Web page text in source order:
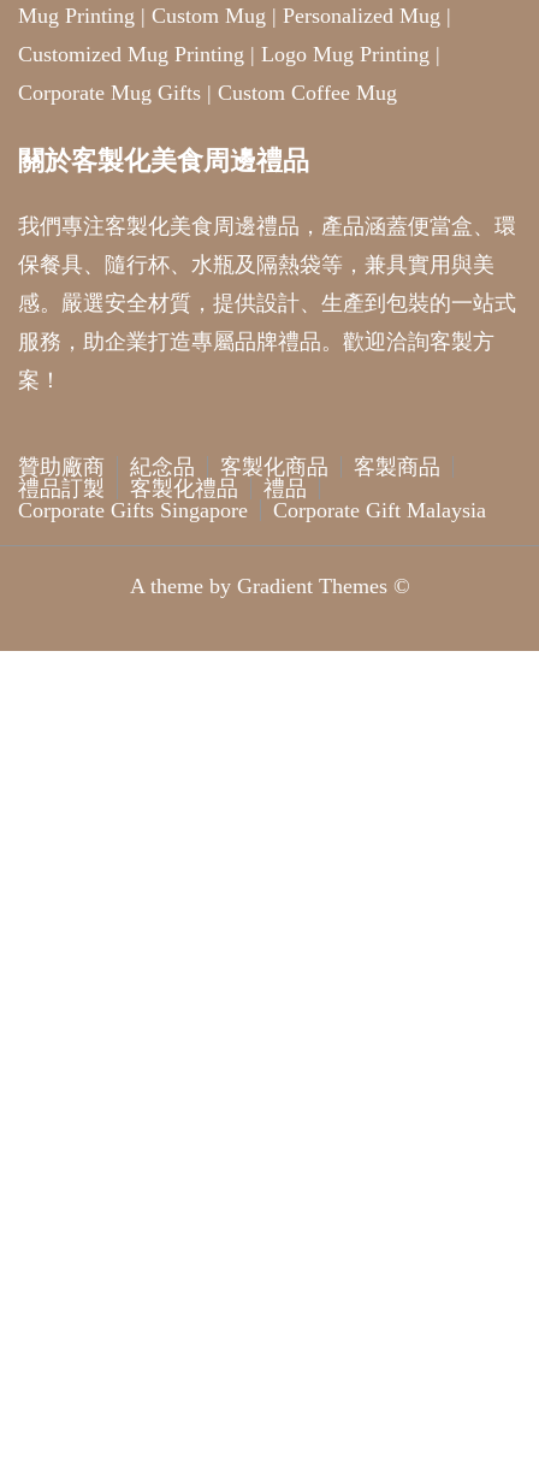
Mug Printing | Custom Mug | Personalized Mug |
Customized Mug Printing | Logo Mug Printing |
Corporate Mug Gifts | Custom Coffee Mug
關於客製化美食周邊禮品
我們專注客製化美食周邊禮品，產品涵蓋便當盒、環
保餐具、隨行杯、水瓶及隔熱袋等，兼具實用與美
感。嚴選安全材質，提供設計、生產到包裝的一站式
服務，助企業打造專屬品牌禮品。歡迎洽詢客製方
案！
贊助廠商 紀念品 客製化商品
客製商品
禮品訂製
客製化禮品
禮品
Corporate Gifts Singapore
Corporate Gift Malaysia
A theme by Gradient Themes ©